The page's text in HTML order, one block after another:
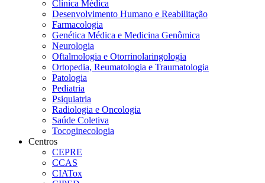
Clínica Médica
Desenvolvimento Humano e Reabilitação
Farmacologia
Genética Médica e Medicina Genômica
Neurologia
Oftalmologia e Otorrinolaringologia
Ortopedia, Reumatologia e Traumatologia
Patologia
Pediatria
Psiquiatria
Radiologia e Oncologia
Saúde Coletiva
Tocoginecologia
Centros
CEPRE
CCAS
CIATox